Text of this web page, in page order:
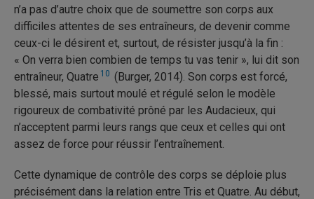
n’a pas d’autre choix que de soumettre son corps aux
difficiles attentes de ses entraîneurs, de devenir comme
ceux-ci le désirent et, surtout, de résister jusqu’à la fin :
« On verra bien combien de temps tu vas tenir », lui dit son
entraîneur, Quatre 10 (Burger, 2014). Son corps est forcé,
blessé, mais surtout moulé et régulé selon le modèle
rigoureux de combativité prôné par les Audacieux, qui
n’acceptent parmi leurs rangs que ceux et celles qui ont
assez de force pour réussir l’entraînement.
Cette dynamique de contrôle des corps se déploie plus
précisément dans la relation entre Tris et Quatre. Au début,